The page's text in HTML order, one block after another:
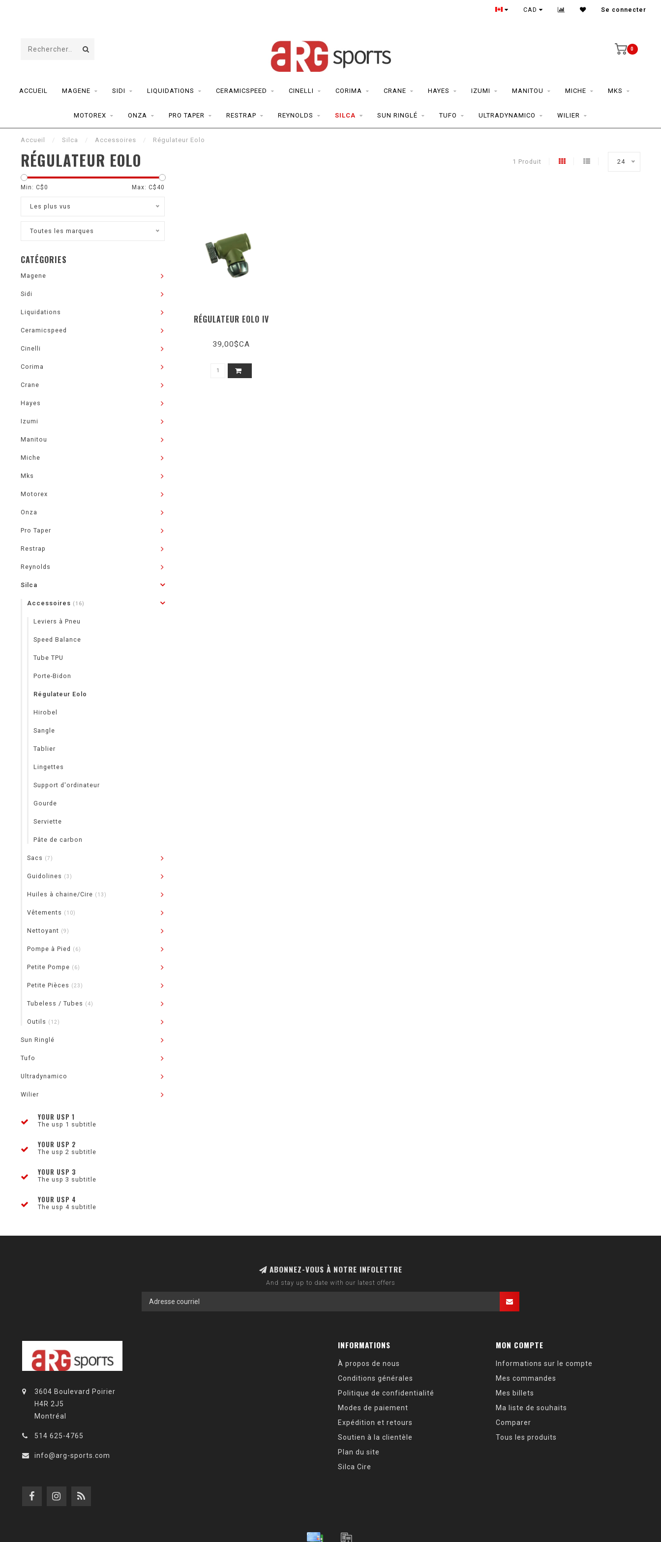
CAD Se connecter
0
ACCUEIL MAGENE SIDI LIQUIDATIONS CERAMICSPEED CINELLI CORIMA CRANE HAYES IZUMI MANITOU MICHE MKS
MOTOREX ONZA PRO TAPER RESTRAP REYNOLDS SILCA SUN RINGLÉ TUFO ULTRADYNAMICO WILIER
Accueil / Silca / Accessoires / Régulateur Eolo
RÉGULATEUR EOLO 1 Produit 24
Min: C$0 Max: C$ 40
Les plus vus
Toutes les marques
CATÉGORIES
Magene
Sidi
Liquidations
Ceramicspeed
Cinelli
Corima
Crane
Hayes
Izumi
Manitou
Miche
Mks
Motorex
Onza
Pro Taper
Restrap
Reynolds
Silca
Accessoires (16)
Leviers à Pneu
Speed Balance
Tube TPU
Porte-Bidon
Régulateur Eolo
Hirobel
Sangle
Tablier
Lingettes
Support d'ordinateur
Gourde
Serviette
Pâte de carbon
Sacs (7)
Guidolines (3)
Huiles à chaine/Cire (13)
Vêtements (10)
Nettoyant (9)
Pompe à Pied (6)
Petite Pompe (6)
Petite Pièces (23)
Tubeless / Tubes (4)
Outils (12)
Sun Ringlé
Tufo
Ultradynamico
Wilier
YOUR USP 1
The usp 1 subtitle
YOUR USP 2
The usp 2 subtitle
YOUR USP 3
The usp 3 subtitle
YOUR USP 4
The usp 4 subtitle
RÉGULATEUR EOLO IV
39,00$CA
ABONNEZ-VOUS À NOTRE INFOLETTRE
And stay up to date with our latest offers
3604 Boulevard Poirier
H4R 2J5
Montréal
514 625-4765
info@arg-sports.com
INFORMATIONS
À propos de nous
Conditions générales
Politique de confidentialité
Modes de paiement
Expédition et retours
Soutien à la clientèle
Plan du site
Silca Cire
MON COMPTE
Informations sur le compte
Mes commandes
Mes billets
Ma liste de souhaits
Comparer
Tous les produits